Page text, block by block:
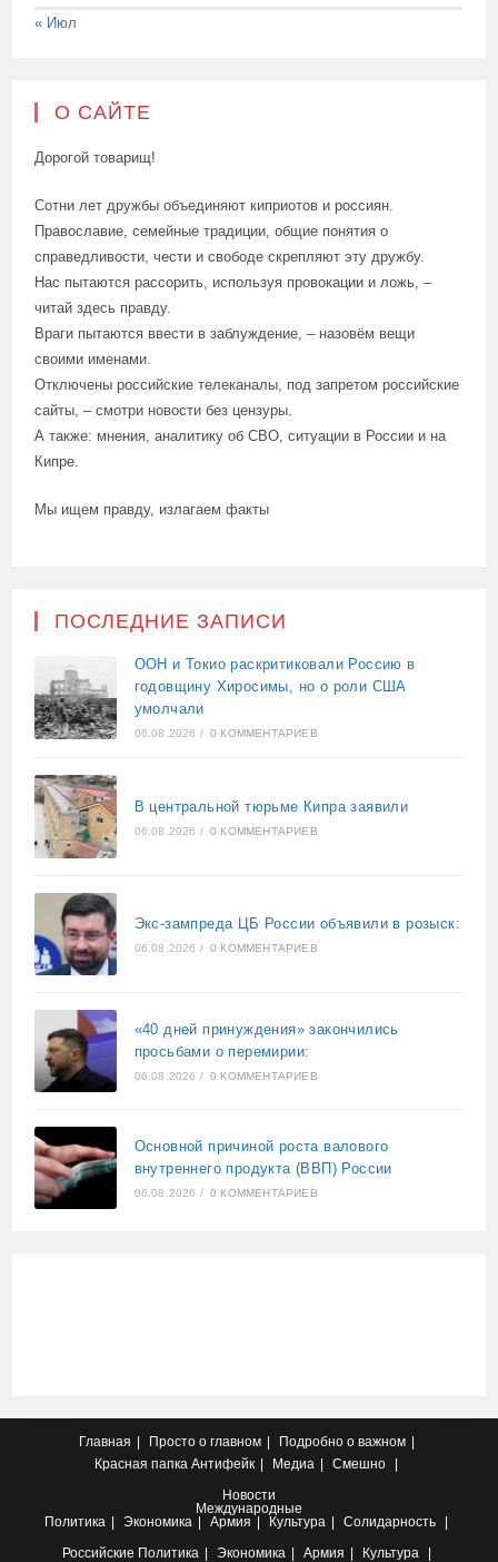
« Июл
О САЙТЕ
Дорогой товарищ!
Сотни лет дружбы объединяют киприотов и россиян.
Православие, семейные традиции, общие понятия о
справедливости, чести и свободе скрепляют эту дружбу.
Нас пытаются рассорить, используя провокации и ложь, –
читай здесь правду.
Враги пытаются ввести в заблуждение, – назовём вещи
своими именами.
Отключены российские телеканалы, под запретом российские
сайты, – смотри новости без цензуры.
А также: мнения, аналитику об СВО, ситуации в России и на
Кипре.
Мы ищем правду, излагаем факты
ПОСЛЕДНИЕ ЗАПИСИ
ООН и Токио раскритиковали Россию в
годовщину Хиросимы, но о роли США
умолчали
06.08.2026 / 0 КОММЕНТАРИЕВ
В центральной тюрьме Кипра заявили
06.08.2026 / 0 КОММЕНТАРИЕВ
Экс-зампреда ЦБ России объявили в розыск:
06.08.2026 / 0 КОММЕНТАРИЕВ
«40 дней принуждения» закончились
просьбами о перемирии:
06.08.2026 / 0 КОММЕНТАРИЕВ
Основной причиной роста валового
внутреннего продукта (ВВП) России
06.08.2026 / 0 КОММЕНТАРИЕВ
Главная Просто о главном
Подробно о важном
Красная папка Антифейк Медиа
Смешно
Новости
Международные
Политика
Экономика Армия Культура
Солидарность
Российские Политика Экономика Армия Культура